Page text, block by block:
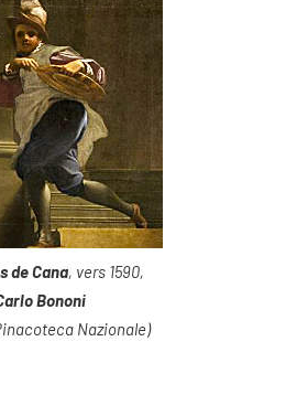
de Cana, vers 1590,
Bononi
Nazionale)